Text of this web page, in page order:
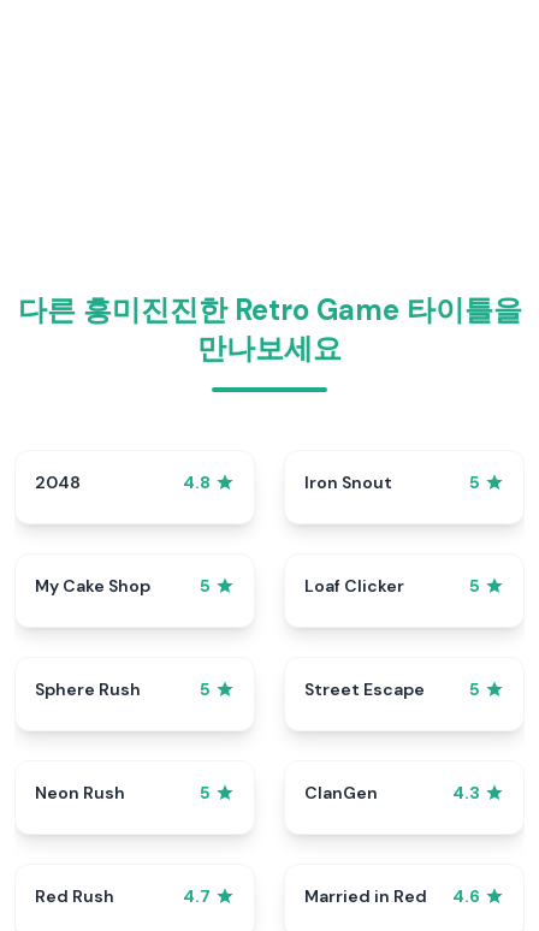
다른 흥미진진한 Retro Game 타이틀을
만나보세요
2048 4.8 Iron Snout 5
My Cake Shop 5 Loaf Clicker 5
Sphere Rush 5 Street Escape 5
Neon Rush 5 ClanGen 4.3
Red Rush 4.7 Married in Red 4.6